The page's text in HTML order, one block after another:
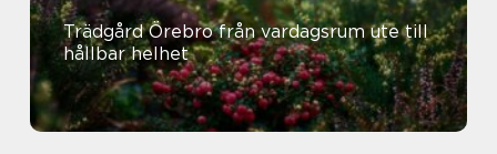
Trädgård Örebro från vardagsrum ute till
hållbar helhet